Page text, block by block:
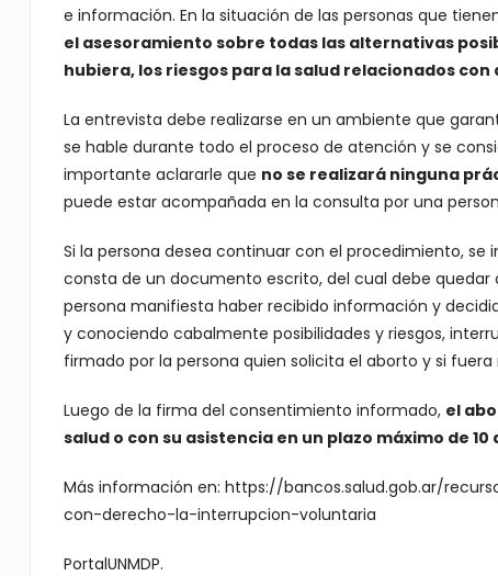
e información. En la situación de las personas que
el asesoramiento sobre todas las alternativas
hubiera, los riesgos para la salud relacionados con
La entrevista debe realizarse en un ambiente que
se hable durante todo el proceso de atención y se
importante aclararle que no se realizará ninguna
puede estar acompañada en la consulta por una
Si la persona desea continuar con el procedimiento, se
consta de un documento escrito, del cual debe
persona manifiesta haber recibido información y
y conociendo cabalmente posibilidades y riesgos,
firmado por la persona quien solicita el aborto y si
Luego de la firma del consentimiento informado, el
salud o con su asistencia en un plazo máximo de
Más información en: https://bancos.salud.gob.ar/
con-derecho-la-interrupcion-voluntaria
PortalUNMDP.